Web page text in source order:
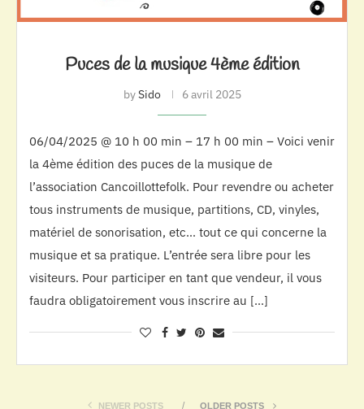
Puces de la musique 4ème édition
bySido 6 avril 2025
06/04/2025 @ 10 h 00 min – 17 h 00 min – Voici venir
la 4ème édition des puces de la musique de
l’association Cancoillottefolk. Pour revendre ou acheter
tous instruments de musique, partitions, CD, vinyles,
matériel de sonorisation, etc… tout ce qui concerne la
musique et sa pratique. L’entrée sera libre pour les
visiteurs. Pour participer en tant que vendeur, il vous
faudra obligatoirement vous inscrire au […]
NEWER POSTS OLDER POSTS